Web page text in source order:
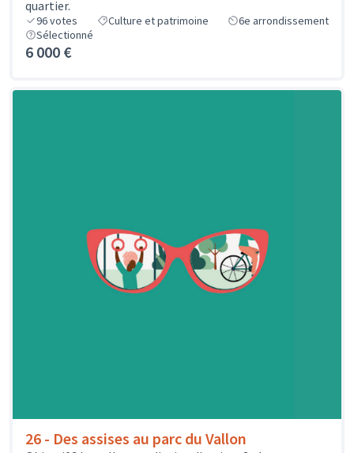
quartier.
96votes Culture et patrimoine
6e arrondissement
Sélectionné
6 000 €
26 - Des assises au parc du Vallon